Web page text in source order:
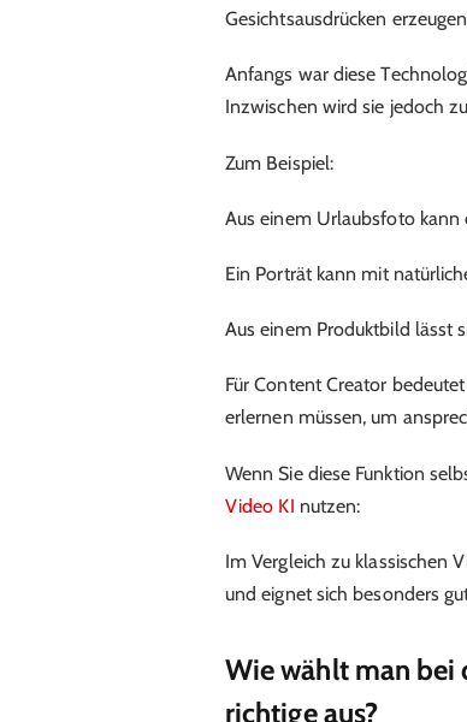
Gesichtsausdrücken
Anfangs war diese
Inzwischen wird sie jedoch
Zum Beispiel:
Aus einem Urlaubsfoto
Ein Porträt kann mit
Aus einem Produktbild lässt
Für Content Creator
erlernen müssen, um
Wenn Sie diese Funktion
Video KI nutzen:
Im Vergleich zu klassischen
und eignet sich besonders
Wie wählt man bei
richtige aus?